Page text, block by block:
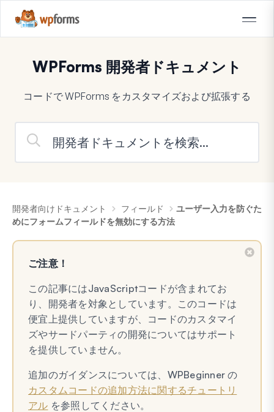
WPForms 開発者ドキュメント
コードで WPForms をカスタマイズおよび拡張する
開発者向けドキュメント フィールド
ユーザー入力を防ぐた
めにフォームフィールドを無効にする方法
ご注意！
この記事にはJavaScriptコードが含まれてお
り、開発者を対象としています。このコードは
便宜上提供していますが、コードのカスタマイ
ズやサードパーティの開発についてはサポート
を提供していません。
追加のガイダンスについては、WPBeginner の
カスタムコードの追加方法に関するチュートリ
アル を参照してください。